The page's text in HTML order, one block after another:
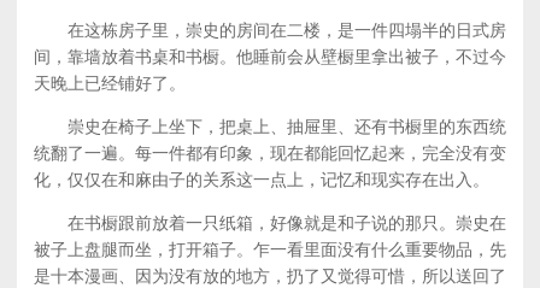
在这栋房子里，崇史的房间在二楼，是一件四塌半的日式房
间，靠墙放着书桌和书橱。他睡前会从壁橱里拿出被子，不过今
天晚上已经铺好了。
崇史在椅子上坐下，把桌上、抽屉里、还有书橱里的东西统
统翻了一遍。每一件都有印象，现在都能回忆起来，完全没有变
化，仅仅在和麻由子的关系这一点上，记忆和现实存在出入。
在书橱跟前放着一只纸箱，好像就是和子说的那只。崇史在
被子上盘腿而坐，打开箱子。乍一看里面没有什么重要物品，先
是十本漫画、因为没有放的地方，扔了又觉得可惜，所以送回了